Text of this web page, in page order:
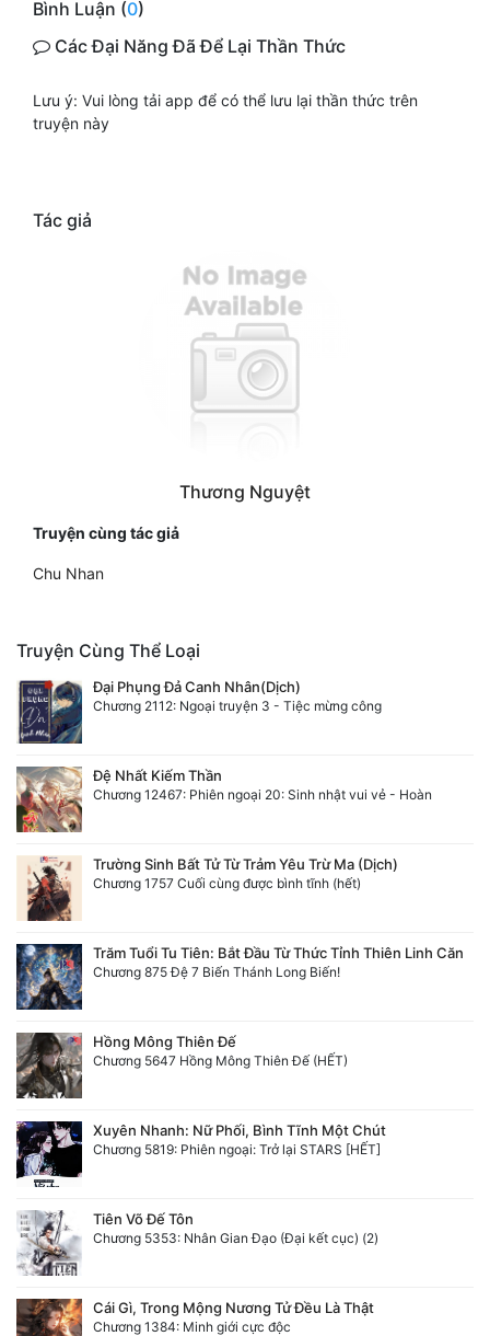
Bình Luận (0)
Các Đại Năng Đã Để Lại Thần Thức
Lưu ý: Vui lòng tải app để có thể lưu lại thần thức trên
truyện này
Tác giả
Thương Nguyệt
Truyện cùng tác giả
Chu Nhan
Truyện Cùng Thể Loại
Đại Phụng Đả Canh Nhân(Dịch)
Chương 2112: Ngoại truyện 3 - Tiệc mừng công
Đệ Nhất Kiếm Thần
Chương 12467: Phiên ngoại 20: Sinh nhật vui vẻ - Hoàn
Trường Sinh Bất Tử Từ Trảm Yêu Trừ Ma (Dịch)
Chương 1757 Cuối cùng được bình tĩnh (hết)
Trăm Tuổi Tu Tiên: Bắt Đầu Từ Thức Tỉnh Thiên Linh Căn
Chương 875 Đệ 7 Biến Thánh Long Biến!
Hồng Mông Thiên Đế
Chương 5647 Hồng Mông Thiên Đế (HẾT)
Xuyên Nhanh: Nữ Phối, Bình Tĩnh Một Chút
Chương 5819: Phiên ngoại: Trở lại STARS [HẾT]
Tiên Võ Đế Tôn
Chương 5353: Nhân Gian Đạo (Đại kết cục) (2)
Cái Gì, Trong Mộng Nương Tử Đều Là Thật
Chương 1384: Minh giới cực độc